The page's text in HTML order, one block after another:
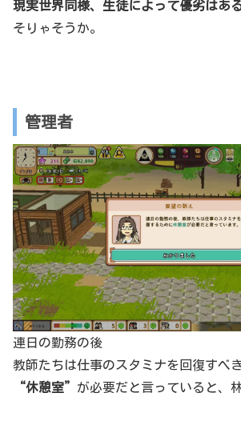
現実世界同様、生徒によって優劣はある
そりゃそうか。
管理者
連日の勤務の後
教師たちは仕事のスタミナを回復すべき
“休憩室” が必要だと言っていると、